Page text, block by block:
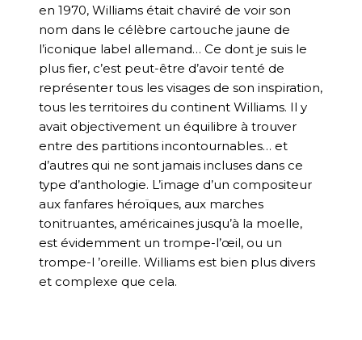
en 1970, Williams était chaviré de voir son
nom dans le célèbre cartouche jaune de
l’iconique label allemand… Ce dont je suis le
plus fier, c’est peut-être d’avoir tenté de
représenter tous les visages de son inspiration,
tous les territoires du continent Williams. Il y
avait objectivement un équilibre à trouver
entre des partitions incontournables… et
d’autres qui ne sont jamais incluses dans ce
type d’anthologie. L’image d’un compositeur
aux fanfares héroïques, aux marches
tonitruantes, américaines jusqu’à la moelle,
est évidemment un trompe-l’œil, ou un
trompe-l ’oreille. Williams est bien plus divers
et complexe que cela.